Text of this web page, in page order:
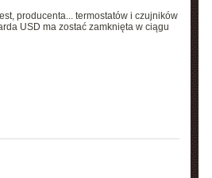
producenta... termostatów i czujników
USD ma zostać zamknięta w ciągu